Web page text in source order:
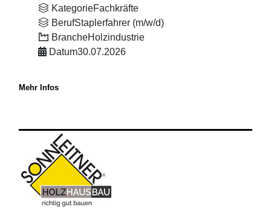
KategorieFachkräfte
BerufStaplerfahrer (m/w/d)
BrancheHolzindustrie
Datum30.07.2026
Mehr Infos